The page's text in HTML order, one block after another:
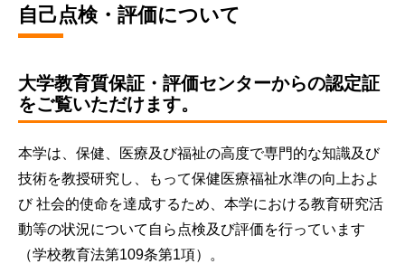
自己点検・評価について
大学教育質保証・評価センターからの認定証
をご覧いただけます。
本学は、保健、医療及び福祉の高度で専門的な知識及び
技術を教授研究し、もって保健医療福祉水準の向上およ
び 社会的使命を達成するため、本学における教育研究活
動等の状況について自ら点検及び評価を行っています
（学校教育法第109条第1項）。